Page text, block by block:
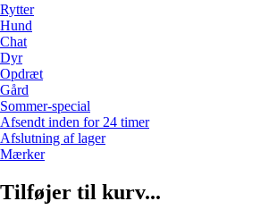
Rytter
Hund
Chat
Dyr
Opdræt
Gård
Sommer-special
Afsendt inden for 24 timer
Afslutning af lager
Mærker
Tilføjer til kurv...